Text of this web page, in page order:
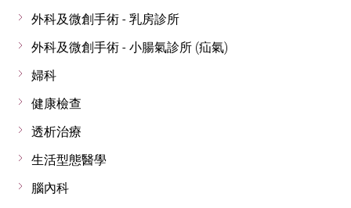
外科及微創手術 - 乳房診所
外科及微創手術 - 小腸氣診所 (疝氣)
婦科
健康檢查
透析治療
生活型態醫學
腦內科